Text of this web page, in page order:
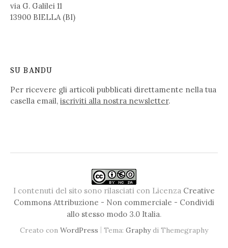
via G. Galilei 11
13900 BIELLA (BI)
SU BANDU
Per ricevere gli articoli pubblicati direttamente nella tua
casella email, iscriviti alla nostra newsletter.
I contenuti del sito sono rilasciati con Licenza Creative
Commons Attribuzione - Non commerciale - Condividi
allo stesso modo 3.0 Italia.
Creato con WordPress | Tema: Graphydi Themegraphy